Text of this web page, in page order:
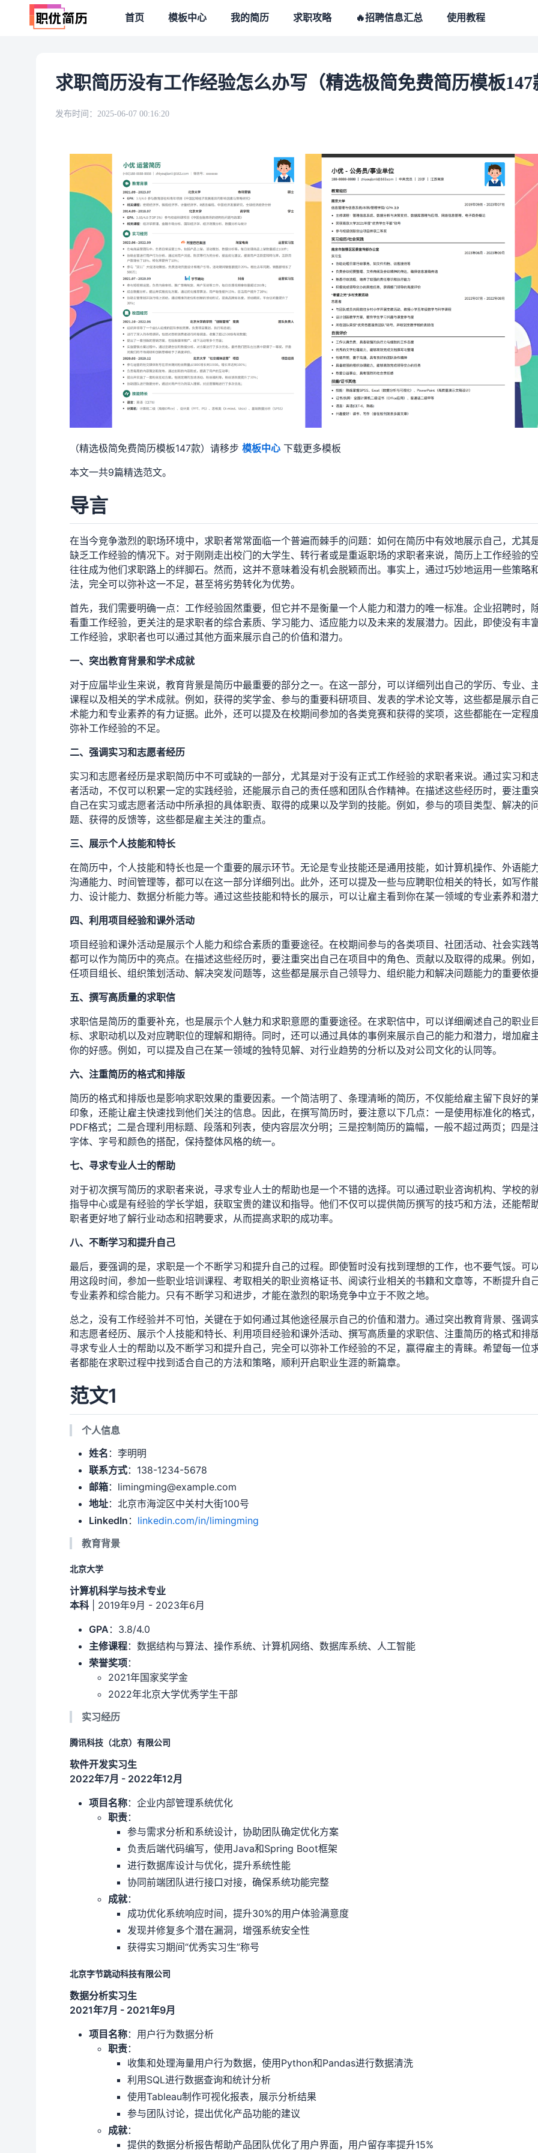
首页 模板中心 我的简历 求职攻略 🔥招聘信息汇总 使用教程
求职简历没有工作经验怎么办写（精选极简免费简历模板147
发布时间： 2025-06-07 00:16:20
（精选极简免费简历模板147款）请移步 模板中心 下载更多模板
本文一共9篇精选范文。
导言
在当今竞争激烈的职场环境中，求职者常常面临一个普遍而棘手的问题：如何在简历中有效地展示自己，尤其
缺乏工作经验的情况下。对于刚刚走出校门的大学生、转行者或是重返职场的求职者来说，简历上工作经验的
往往成为他们求职路上的绊脚石。然而，这并不意味着没有机会脱颖而出。事实上，通过巧妙地运用一些策略
法，完全可以弥补这一不足，甚至将劣势转化为优势。
首先，我们需要明确一点：工作经验固然重要，但它并不是衡量一个人能力和潜力的唯一标准。企业招聘时，
看重工作经验，更关注的是求职者的综合素质、学习能力、适应能力以及未来的发展潜力。因此，即使没有丰
工作经验，求职者也可以通过其他方面来展示自己的价值和潜力。
一、突出教育背景和学术成就
对于应届毕业生来说，教育背景是简历中最重要的部分之一。在这一部分，可以详细列出自己的学历、专业、
课程以及相关的学术成就。例如，获得的奖学金、参与的重要科研项目、发表的学术论文等，这些都是展示自
术能力和专业素养的有力证据。此外，还可以提及在校期间参加的各类竞赛和获得的奖项，这些都能在一定程
弥补工作经验的不足。
二、强调实习和志愿者经历
实习和志愿者经历是求职简历中不可或缺的一部分，尤其是对于没有正式工作经验的求职者来说。通过实习和
者活动，不仅可以积累一定的实践经验，还能展示自己的责任感和团队合作精神。在描述这些经历时，要注重
自己在实习或志愿者活动中所承担的具体职责、取得的成果以及学到的技能。例如，参与的项目类型、解决的
题、获得的反馈等，这些都是雇主关注的重点。
三、展示个人技能和特长
在简历中，个人技能和特长也是一个重要的展示环节。无论是专业技能还是通用技能，如计算机操作、外语能
沟通能力、时间管理等，都可以在这一部分详细列出。此外，还可以提及一些与应聘职位相关的特长，如写作
力、设计能力、数据分析能力等。通过这些技能和特长的展示，可以让雇主看到你在某一领域的专业素养和潜
四、利用项目经验和课外活动
项目经验和课外活动是展示个人能力和综合素质的重要途径。在校期间参与的各类项目、社团活动、社会实践
都可以作为简历中的亮点。在描述这些经历时，要注重突出自己在项目中的角色、贡献以及取得的成果。例如
任项目组长、组织策划活动、解决突发问题等，这些都是展示自己领导力、组织能力和解决问题能力的重要依
五、撰写高质量的求职信
求职信是简历的重要补充，也是展示个人魅力和求职意愿的重要途径。在求职信中，可以详细阐述自己的职业
标、求职动机以及对应聘职位的理解和期待。同时，还可以通过具体的事例来展示自己的能力和潜力，增加雇
你的好感。例如，可以提及自己在某一领域的独特见解、对行业趋势的分析以及对公司文化的认同等。
六、注重简历的格式和排版
简历的格式和排版也是影响求职效果的重要因素。一个简洁明了、条理清晰的简历，不仅能给雇主留下良好的
印象，还能让雇主快速找到他们关注的信息。因此，在撰写简历时，要注意以下几点：一是使用标准化的格式
PDF格式；二是合理利用标题、段落和列表，使内容层次分明；三是控制简历的篇幅，一般不超过两页；四是
字体、字号和颜色的搭配，保持整体风格的统一。
七、寻求专业人士的帮助
对于初次撰写简历的求职者来说，寻求专业人士的帮助也是一个不错的选择。可以通过职业咨询机构、学校的
指导中心或是有经验的学长学姐，获取宝贵的建议和指导。他们不仅可以提供简历撰写的技巧和方法，还能帮
职者更好地了解行业动态和招聘要求，从而提高求职的成功率。
八、不断学习和提升自己
最后，要强调的是，求职是一个不断学习和提升自己的过程。即使暂时没有找到理想的工作，也不要气馁。可
用这段时间，参加一些职业培训课程、考取相关的职业资格证书、阅读行业相关的书籍和文章等，不断提升自
专业素养和综合能力。只有不断学习和进步，才能在激烈的职场竞争中立于不败之地。
总之，没有工作经验并不可怕，关键在于如何通过其他途径展示自己的价值和潜力。通过突出教育背景、强调
和志愿者经历、展示个人技能和特长、利用项目经验和课外活动、撰写高质量的求职信、注重简历的格式和排
寻求专业人士的帮助以及不断学习和提升自己，完全可以弥补工作经验的不足，赢得雇主的青睐。希望每一位
者都能在求职过程中找到适合自己的方法和策略，顺利开启职业生涯的新篇章。
范文1
个人信息
姓名 ：李明明
联系方式：138-1234-5678
邮箱：limingming@example.com
地址：北京市海淀区中关村大街100号
LinkedIn ： linkedin.com/in/limingming
教育背景
北京大学
计算机科学与技术专业
本科 | 2019年9月 - 2023年6月
GPA ：3.8/4.0
主修课程：数据结构与算法、操作系统、计算机网络、数据库系统、人工智能
荣誉奖项：
2021年国家奖学金
2022年北京大学优秀学生干部
实习经历
腾讯科技（北京）有限公司
软件开发实习生
2022年7月 - 2022年12月
项目名称：企业内部管理系统优化
职责：
参与需求分析和系统设计，协助团队确定优化方案
负责后端代码编写，使用Java和Spring Boot框架
进行数据库设计与优化，提升系统性能
协同前端团队进行接口对接，确保系统功能完整
成就：
成功优化系统响应时间，提升30%的用户体验满意度
发现并修复多个潜在漏洞，增强系统安全性
获得实习期间“优秀实习生”称号
北京字节跳动科技有限公司
数据分析实习生
2021年7月 - 2021年9月
项目名称：用户行为数据分析
职责：
收集和处理海量用户行为数据，使用Python和Pandas进行数据清洗
利用SQL进行数据查询和统计分析
使用Tableau制作可视化报表，展示分析结果
参与团队讨论，提出优化产品功能的建议
成就：
提供的数据分析报告帮助产品团队优化了用户界面，用户留存率提升15%